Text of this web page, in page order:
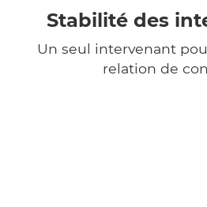
Stabilité des
Un seul intervenant
relation de